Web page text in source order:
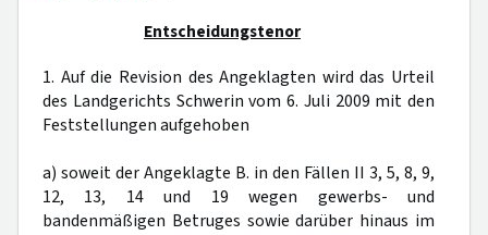
Entscheidungstenor
1. Auf die Revision des Angeklagten wird das Urteil
des Landgerichts Schwerin vom 6. Juli 2009 mit den
Feststellungen aufgehoben
a) soweit der Angeklagte B. in den Fällen II 3, 5, 8, 9,
12, 13, 14 und 19 wegen gewerbs- und
bandenmäßigen Betruges sowie darüber hinaus im